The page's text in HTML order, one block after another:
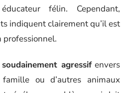
félin. Cependant,
indiquent clairement qu’il est
professionnel.
agressifenvers
ou d’autres animaux